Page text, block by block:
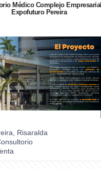
Médico Complejo Empresarial
Expofuturo Pereira
Risaralda